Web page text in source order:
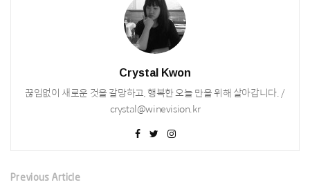
Crystal Kwon
끊임없이 새로운 것을 갈망하고, 행복한 오늘 만을 위해 살아갑니다. /
crystal@winevision.kr
Previous Article